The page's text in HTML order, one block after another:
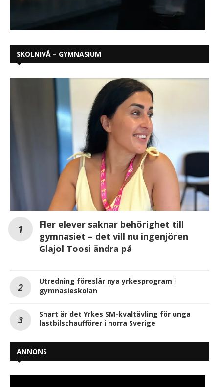
SKOLNIVÅ – GYMNASIUM
Fler elever saknar behörighet till
gymnasiet – det vill nu ingenjören
Glajol Toosi ändra på
Utredning föreslår nya yrkesprogram i
gymnasieskolan
Snart är det Yrkes SM-kvaltävling för unga
lastbilschaufförer i norra Sverige
ANNONS